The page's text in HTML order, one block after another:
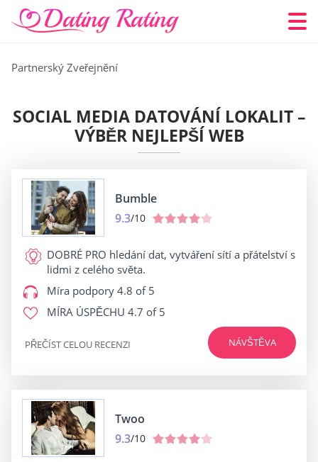
Partnerský Zveřejnění
SOCIAL MEDIA DATOVÁNÍ LOKALIT –
VÝBĚR NEJLEPŠÍ WEB
Bumble
9.3/10
DOBRÉ PRO hledání dat, vytváření sítí a přátelství s
lidmi z celého světa.
Míra podpory 4.8 of 5
MÍRA ÚSPĚCHU 4.7 of 5
NÁVŠTĚVA
PŘEČÍST CELOU RECENZI
Twoo
9.3/10